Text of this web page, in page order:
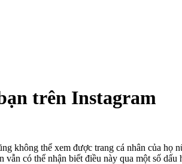
trên Instagram
không thể xem được trang cá nhân của họ
có thể nhận biết điều này qua một số